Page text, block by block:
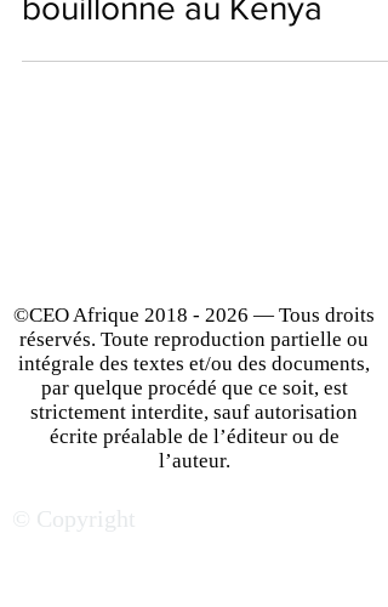
écosystème de start-up
technologiques qui
©CEO Afrique 2018 - 2026 — Tous droits
réservés. Toute reproduction partielle ou
intégrale des textes et/ou des documents,
par quelque procédé que ce soit, est
strictement interdite, sauf autorisation
écrite préalable de l’éditeur ou de
l’auteur.
© Copyright